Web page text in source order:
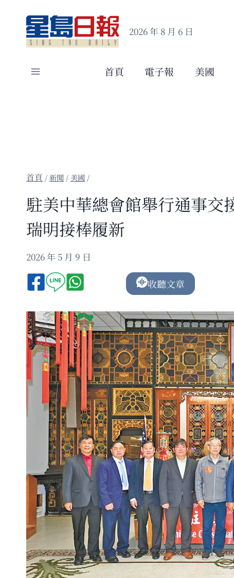
content
2026 年 8 月 6 日
首頁 電子報 美國
/新聞 / 美國 /
駐美中華總會館舉行通事交
瑞明接棒履新
2026 年 5 月 9 日
收聽文章